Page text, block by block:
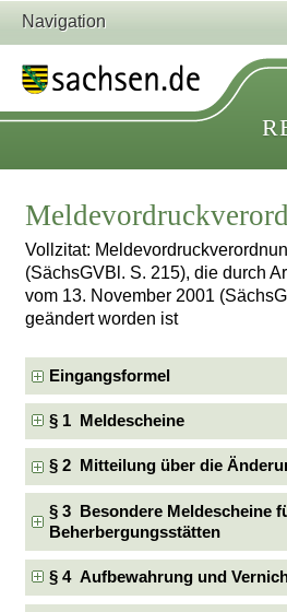
Navigation
Vollzitat:
(SächsGVBl. S. 215), die durch
vom 13. November 2001
geändert worden ist
Eingangsformel
§ 1 Meldescheine
§ 2 Mitteilung über die
§ 3 Besondere Meldescheine
Beherbergungsstätten
§ 4 Aufbewahrung und